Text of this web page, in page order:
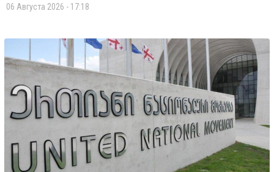
06 Августа 2026 - 17:18